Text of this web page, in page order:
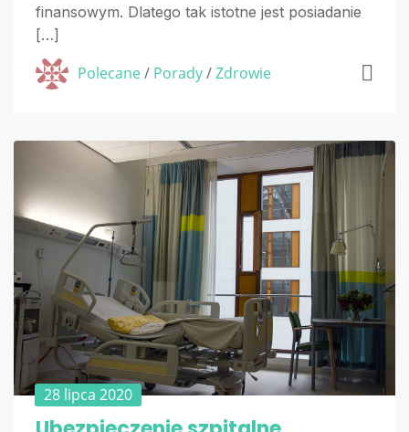
finansowym. Dlatego tak istotne jest posiadanie
[…]
Polecane/ Porady/Zdrowie
28 lipca 2020